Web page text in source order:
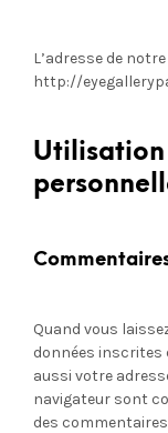
L’adresse de
http://
Utilisation
Quand vous
données inscrites
aussi votre
navigateur sont
des